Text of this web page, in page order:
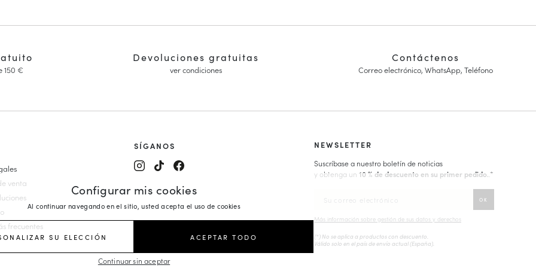
Configurar mis cookies
Al continuar navegando en el sitio, usted acepta el uso de cookies
SU ELECCIÓN ACEPTAR TODO
Continuar sin aceptar
150 €
Devoluciones gratuitas
ver condiciones
Contáctenos
Correo electrónico, WhatsApp, Teléfono
y Mary Janes
Mujer
cuña
Plataforma Mujer
venta
frecuentes
SÍGANOS NEWSLETTER
Suscríbase a nuestro boletín de noticias
y obtenga un 10 % de descuento en su primer pedido..*
Más información sobre gestión de sus datos y derechos
(*) No se aplica a productos con descuento.
Válido solo en el país de envío actual (España).